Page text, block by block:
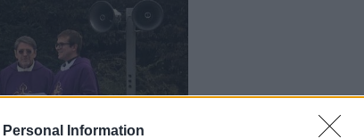
Information